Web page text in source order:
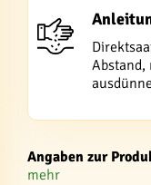
Abstand,
Angaben zur
mehr